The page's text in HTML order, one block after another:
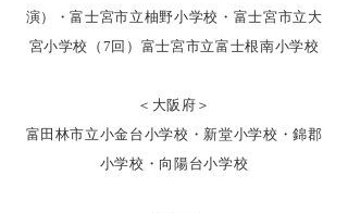
演）・富士宮市立柚野小学校・富士宮市立大
宮小学校（7回）富士宮市立富士根南小学校
＜大阪府＞
富田林市立小金台小学校・新堂小学校・錦郡
小学校・向陽台小学校